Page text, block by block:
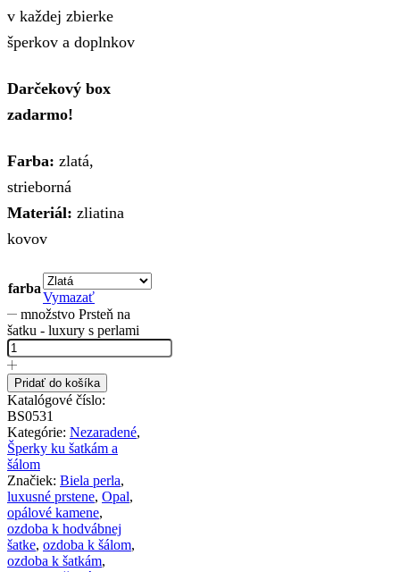
v každej zbierke
šperkov a doplnkov
Darčekový box
zadarmo!
Farba: zlatá,
strieborná
Materiál: zliatina
kovov
farba
Vymazať
množstvo Prsteň na
šatku - luxury s perlami
Pridať do košíka
Katalógové číslo:
BS0531
Kategórie: Nezaradené,
Šperky ku šatkám a
šálom
Značiek: Biela perla,
luxusné prstene, Opal,
opálové kamene,
ozdoba k hodvábnej
šatke, ozdoba k šálom,
ozdoba k šatkám,